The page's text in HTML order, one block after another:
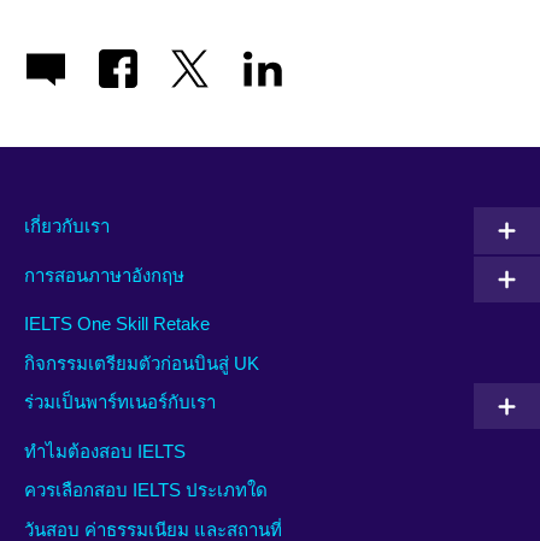
เกี่ยวกับเรา
การสอนภาษาอังกฤษ
IELTS One Skill Retake
กิจกรรมเตรียมตัวก่อนบินสู่ UK
ร่วมเป็นพาร์ทเนอร์กับเรา
ทำไมต้องสอบ IELTS
ควรเลือกสอบ IELTS ประเภทใด
วันสอบ ค่าธรรมเนียม และสถานที่